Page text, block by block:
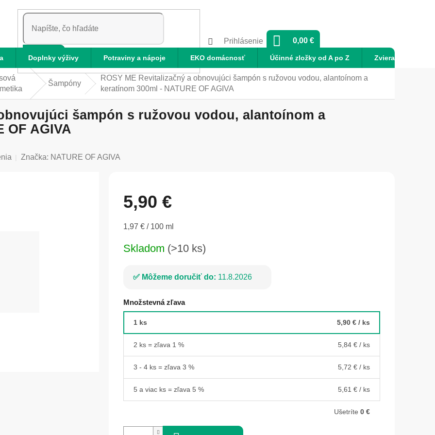
HĽADAŤ
Prihlásenie
NÁKUPNÝ
0,00 €
Doplnky výživy Potraviny a nápoje EKO domácnosť Účinné zložky od A po Z Zvieratá
Šampóny
ROSY ME Revitalizačný a obnovujúci šampón s ružovou vodou, alantoínom a
keratínom 300ml - NATURE OF AGIVA
šampón s ružovou vodou, alantoínom a
OF AGIVA
Značka: NATURE OF AGIVA
5,90 €
Jednotková
1,97 € / 100 ml
Skladom (>10 ks)
Môžeme doručiť do: 11.8.2026
Množstevná zľava
1 ks 5,90 € / ks
2 ks = zľava 1 % 5,84 € / ks
3 - 4 ks = zľava 3 % 5,72 € / ks
5 a viac ks = zľava 5 % 5,61 € / ks
Ušetríte 0 €